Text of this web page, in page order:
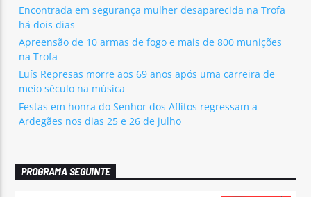
Encontrada em segurança mulher desaparecida na Trofa
há dois dias
Apreensão de 10 armas de fogo e mais de 800 munições
na Trofa
Luís Represas morre aos 69 anos após uma carreira de
meio século na música
Festas em honra do Senhor dos Aflitos regressam a
Ardegães nos dias 25 e 26 de julho
PROGRAMA SEGUINTE